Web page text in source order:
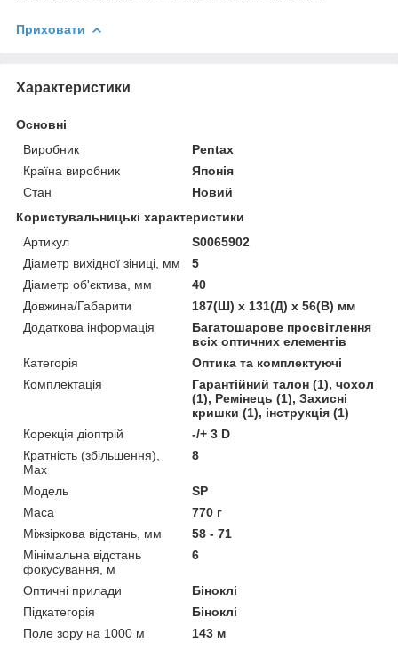
Приховати
Характеристики
Основні
Виробник
Pentax
Країна виробник
Японія
Стан
Новий
Користувальницькі характеристики
Артикул
S0065902
Діаметр вихідної зіниці, мм
5
Діаметр об'єктива, мм
40
Довжина/Габарити
187(Ш) х 131(Д) х 56(В) мм
Додаткова інформація
Багатошарове просвітлення
всіх оптичних елементів
Категорія
Оптика та комплектуючі
Комплектація
Гарантійний талон (1), чохол
(1), Ремінець (1), Захисні
кришки (1), інструкція (1)
Корекція діоптрій
-/+ 3 D
Кратність (збільшення),
Max
8
Мoдель
SP
Маса
770 г
Міжзіркова відстань, мм
58 - 71
Мінімальна відстань
фокусування, м
6
Оптичні прилади
Біноклі
Підкатегорія
Біноклі
Поле зору на 1000 м
143 м